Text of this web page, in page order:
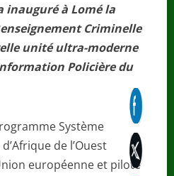
inauguré à Lomé la
Criminelle
unité ultra-moderne
Policière du
Système
de l’Ouest
européenne et piloté